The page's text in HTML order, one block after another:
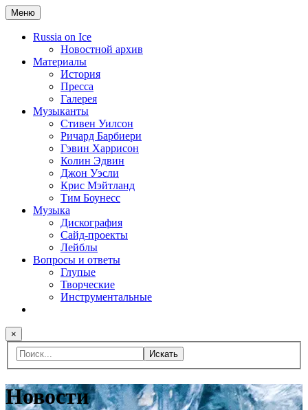
Меню
Russia on Ice
Новостной архив
Материалы
История
Пресса
Галерея
Музыканты
Стивен Уилсон
Ричард Барбиери
Гэвин Харрисон
Колин Эдвин
Джон Уэсли
Крис Мэйтланд
Тим Боунесс
Музыка
Дискография
Сайд-проекты
Лейблы
Вопросы и ответы
Глупые
Творческие
Инструментальные
×
Искать
Новости